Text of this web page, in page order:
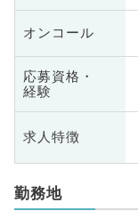
オンコール
応募資格・
経験
求人特徴
勤務地